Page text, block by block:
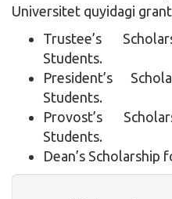
Universitet quyidagi
Trustee’s
Students.
President’s
Students.
Provost’s
Students.
Dean’s